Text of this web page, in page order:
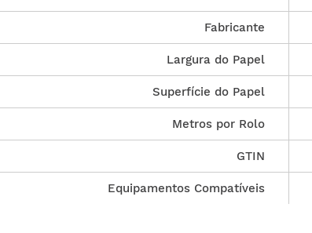
Fabricante
Largura do Papel
Superfície do Papel
Metros por Rolo
GTIN
Equipamentos Compatíveis